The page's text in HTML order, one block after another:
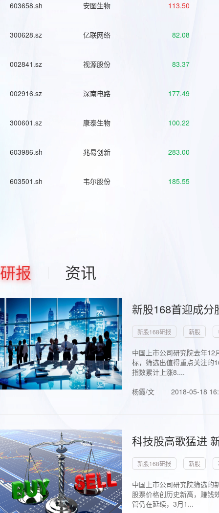
603658.sh 安图生物 113.50
300628.sz 亿联网络 82.08
002841.sz 视源股份 83.37
002916.sz 深南电路 177.49
300601.sz 康泰生物 100.22
603986.sh 兆易创新 283.00
603501.sh 韦尔股份 185.55
研报 资讯
新股168首迎成
新股168研报 新股
中国上市公司研究院去年
标，筛选出值得重点关注的
指数累计上涨8....
杨霞/文
2018-05-18
科技股高歌猛进
新股168研报 新股
中国上市公司研究院筛选的
股票价格创历史新高，赚钱
管仍在延续，3月1...